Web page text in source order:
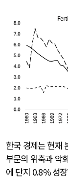
한국 경제는 현재
부문의 위축과 악
에 단지 0.8%성